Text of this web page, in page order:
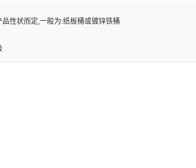
品性状而定,一般为:纸板桶或镀锌铁桶